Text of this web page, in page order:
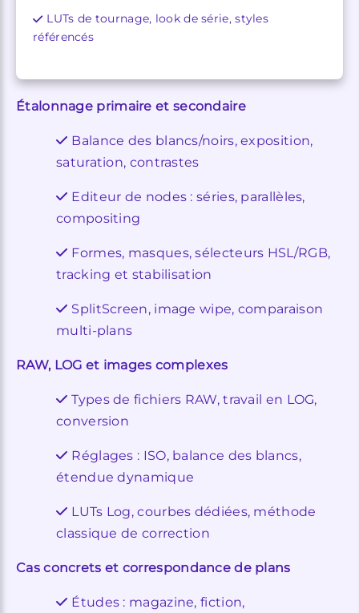
LUTs de tournage, look de série, styles
référencés
Étalonnage primaire et secondaire
Balance des blancs/noirs, exposition,
saturation, contrastes
Editeur de nodes : séries, parallèles,
compositing
Formes, masques, sélecteurs HSL/RGB,
tracking et stabilisation
SplitScreen, image wipe, comparaison
multi-plans
RAW, LOG et images complexes
Types de fichiers RAW, travail en LOG,
conversion
Réglages : ISO, balance des blancs,
étendue dynamique
LUTs Log, courbes dédiées, méthode
classique de correction
Cas concrets et correspondance de plans
Études : magazine, fiction,